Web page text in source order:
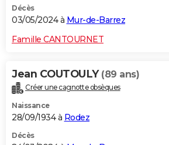
Décès
03/05/2024 à Mur-de-Barrez
Famille CANTOURNET
Jean COUTOULY (89 ans)
Créer une cagnotte obsèques
Naissance
28/09/1934 à Rodez
Décès